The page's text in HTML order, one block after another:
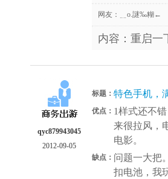
网友： ﹎o.謎‰糊←
内容：重启一
qyc879943045
2012-09-05
标题： 特色手机，
优点： 1样式还不
来很拉风，
电影。
缺点： 问题一大把
扣电池，我